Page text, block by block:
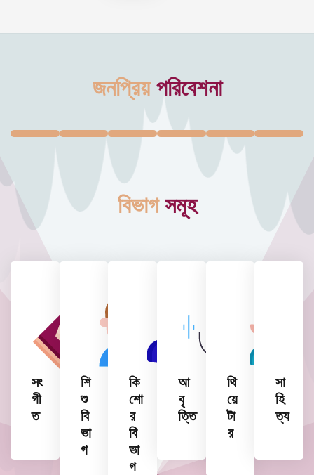
জনপ্রিয় পরিবেশনা
বিভাগ সমূহ
সং
গী
ত
শি
শু
বি
ভা
গ
কি
শো
র
বি
ভা
গ
আ
বৃ
ত্তি
থি
য়ে
টা
র
সা
হি
ত্য